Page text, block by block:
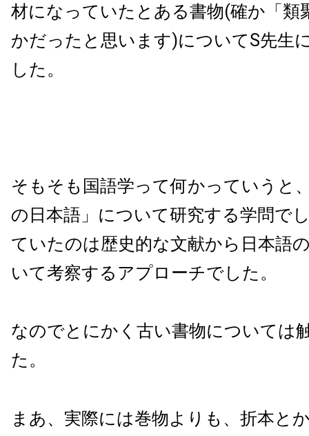
材になっていたとある書物(確か「類
かだったと思います)についてS先生
した。
そもそも国語学って何かっていうと
の日本語」について研究する学問で
ていたのは歴史的な文献から日本語
いて考察するアプローチでした。
なのでとにかく古い書物については
た。
まあ、実際には巻物よりも、折本と